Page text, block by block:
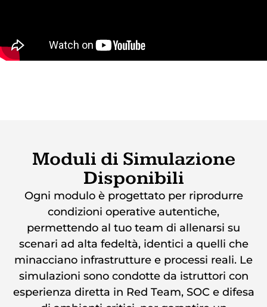
Moduli di Simulazione
Disponibili
Ogni modulo è progettato per riprodurre
condizioni operative autentiche,
permettendo al tuo team di allenarsi su
scenari ad alta fedeltà, identici a quelli che
minacciano infrastrutture e processi reali. Le
simulazioni sono condotte da istruttori con
esperienza diretta in Red Team, SOC e difesa